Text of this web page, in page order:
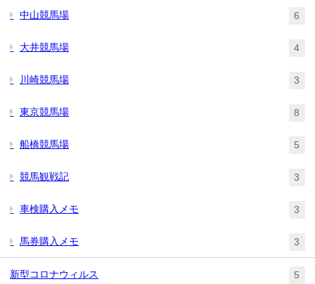
中山競馬場 6
大井競馬場 4
川崎競馬場 3
東京競馬場 8
船橋競馬場 5
競馬観戦記 3
車検購入メモ 3
馬券購入メモ 3
新型コロナウィルス 5